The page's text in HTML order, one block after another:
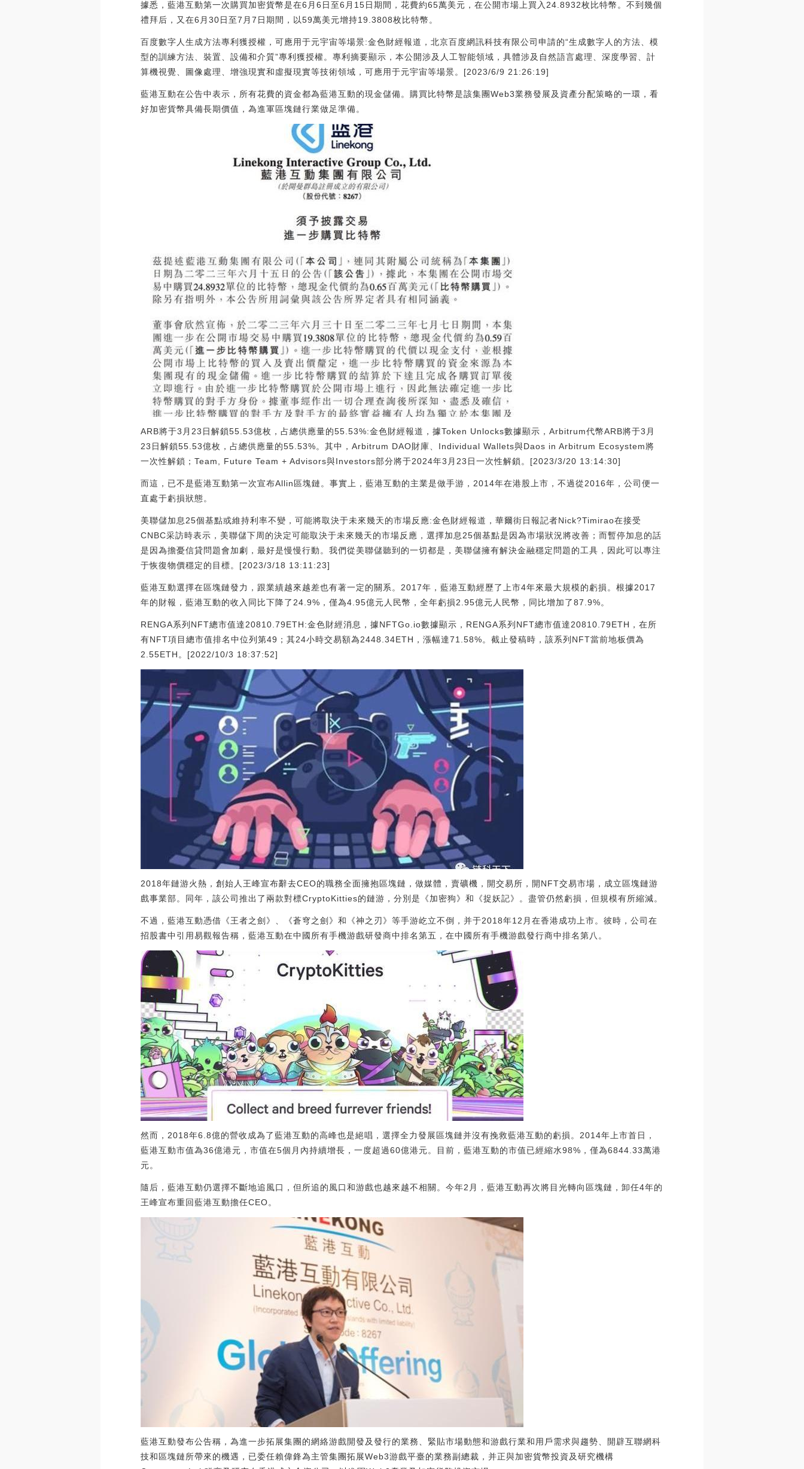
據悉，藍港互動第一次購買加密貨幣是在6月6日至6月15日期間，花費約65萬美元，在公開市場上買入24.8932枚比特幣。不到幾個
禮拜后，又在6月30日至7月7日期間，以59萬美元增持19.3808枚比特幣。
百度數字人生成方法專利獲授權，可應用于元宇宙等場景:金色財經報道，北京百度網訊科技有限公司申請的“生成數字人的方法、模
型的訓練方法、裝置、設備和介質”專利獲授權。專利摘要顯示，本公開涉及人工智能領域，具體涉及自然語言處理、深度學習、計
算機視覺、圖像處理、增強現實和虛擬現實等技術領域，可應用于元宇宙等場景。[2023/6/9 21:26:19]
藍港互動在公告中表示，所有花費的資金都為藍港互動的現金儲備。購買比特幣是該集團Web3業務發展及資產分配策略的一環，看
好加密貨幣具備長期價值，為進軍區塊鏈行業做足準備。
ARB將于3月23日解鎖55.53億枚，占總供應量的55.53%:金色財經報道，據Token Unlocks數據顯示，Arbitrum代幣ARB將于3月
23日解鎖55.53億枚，占總供應量的55.53%。其中，Arbitrum DAO財庫、Individual Wallets與Daos in Arbitrum Ecosystem將
一次性解鎖；Team, Future Team + Advisors與Investors部分將于2024年3月23日一次性解鎖。[2023/3/20 13:14:30]
而這，已不是藍港互動第一次宣布Allin區塊鏈。事實上，藍港互動的主業是做手游，2014年在港股上市，不過從2016年，公司便一
直處于虧損狀態。
美聯儲加息25個基點或維持利率不變，可能將取決于未來幾天的市場反應:金色財經報道，華爾街日報記者Nick?Timirao在接受
CNBC采訪時表示，美聯儲下周的決定可能取決于未來幾天的市場反應，選擇加息25個基點是因為市場狀況將改善；而暫停加息的話
是因為擔憂信貸問題會加劇，最好是慢慢行動。我們從美聯儲聽到的一切都是，美聯儲擁有解決金融穩定問題的工具，因此可以專注
于恢復物價穩定的目標。[2023/3/18 13:11:23]
藍港互動選擇在區塊鏈發力，跟業績越來越差也有著一定的關系。2017年，藍港互動經歷了上市4年來最大規模的虧損。根據2017
年的財報，藍港互動的收入同比下降了24.9%，僅為4.95億元人民幣，全年虧損2.95億元人民幣，同比增加了87.9%。
RENGA系列NFT總市值達20810.79ETH:金色財經消息，據NFTGo.io數據顯示，RENGA系列NFT總市值達20810.79ETH，在所
有NFT項目總市值排名中位列第49；其24小時交易額為2448.34ETH，漲幅達71.58%。截止發稿時，該系列NFT當前地板價為
2.55ETH。[2022/10/3 18:37:52]
2018年鏈游火熱，創始人王峰宣布辭去CEO的職務全面擁抱區塊鏈，做媒體，賣礦機，開交易所，開NFT交易市場，成立區塊鏈游
戲事業部。同年，該公司推出了兩款對標CryptoKitties的鏈游，分別是《加密狗》和《捉妖記》。盡管仍然虧損，但規模有所縮減。
不過，藍港互動憑借《王者之劍》、《蒼穹之劍》和《神之刃》等手游屹立不倒，并于2018年12月在香港成功上市。彼時，公司在
招股書中引用易觀報告稱，藍港互動在中國所有手機游戲研發商中排名第五，在中國所有手機游戲發行商中排名第八。
然而，2018年6.8億的營收成為了藍港互動的高峰也是絕唱，選擇全力發展區塊鏈并沒有挽救藍港互動的虧損。2014年上市首日，
藍港互動市值為36億港元，市值在5個月內持續增長，一度超過60億港元。目前，藍港互動的市值已經縮水98%，僅為6844.33萬港
元。
隨后，藍港互動仍選擇不斷地追風口，但所追的風口和游戲也越來越不相關。今年2月，藍港互動再次將目光轉向區塊鏈，卸任4年的
王峰宣布重回藍港互動擔任CEO。
藍港互動發布公告稱，為進一步拓展集團的網絡游戲開發及發行的業務、緊貼市場動態和游戲行業和用戶需求與趨勢、開辟互聯網科
技和區塊鏈所帶來的機遇，已委任賴偉鋒為主管集團拓展Web3游戲平臺的業務副總裁，并正與加密貨幣投資及研究機構